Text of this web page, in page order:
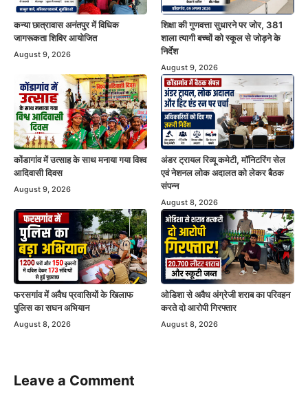
कन्या छात्रावास अनंतपुर में विधिक
जागरूकता शिविर आयोजित
August 9, 2026
शिक्षा की गुणवत्ता सुधारने पर जोर, 381
शाला त्यागी बच्चों को स्कूल से जोड़ने के
निर्देश
August 9, 2026
कोंडागांव में उत्साह के साथ मनाया गया विश्व
आदिवासी दिवस
August 9, 2026
अंडर ट्रायल रिव्यू कमेटी, मॉनिटरिंग सेल
एवं नेशनल लोक अदालत को लेकर बैठक
संपन्न
August 8, 2026
फरसगांव में अवैध प्रवासियों के खिलाफ
पुलिस का सघन अभियान
August 8, 2026
ओडिशा से अवैध अंग्रेजी शराब का परिवहन
करते दो आरोपी गिरफ्तार
August 8, 2026
Leave a Comment